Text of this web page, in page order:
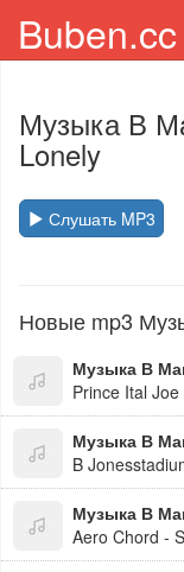
Buben.cc
Музыка В
Lonely
Слушать MP3
Новые mp3
Музыка В
Музыка В
Музыка В
Aero Chord -